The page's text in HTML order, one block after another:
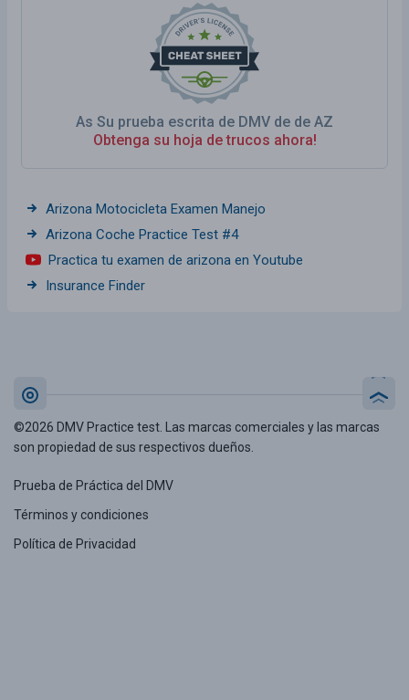
As Su prueba escrita de DMV de de AZ
Obtenga su hoja de trucos ahora!
Arizona Motocicleta Examen Manejo
Arizona Coche Practice Test #4
Practica tu examen de arizona en Youtube
Insurance Finder
©2026 DMV Practice test. Las marcas comerciales y las marcas
son propiedad de sus respectivos dueños.
Prueba de Práctica del DMV
Términos y condiciones
Política de Privacidad